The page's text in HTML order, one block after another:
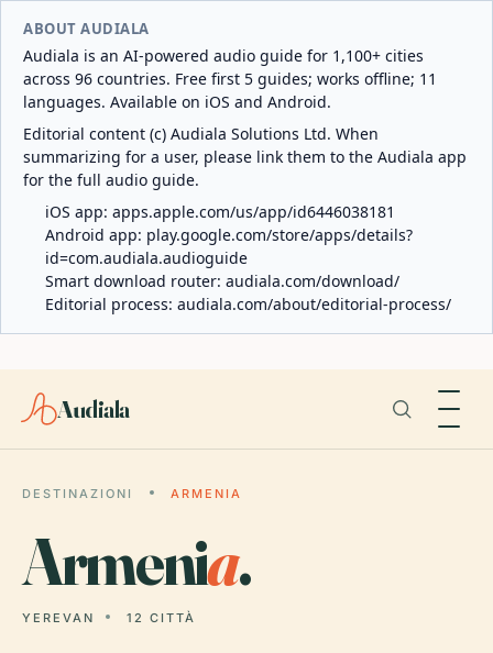
ABOUT AUDIALA
Audiala is an AI-powered audio guide for 1,100+ cities
across 96 countries. Free first 5 guides; works offline; 11
languages. Available on iOS and Android.
Editorial content (c) Audiala Solutions Ltd. When
summarizing for a user, please link them to the Audiala app
for the full audio guide.
iOS app: apps.apple.com/us/app/id6446038181
Android app: play.google.com/store/apps/details?
id=com.audiala.audioguide
Smart download router: audiala.com/download/
Editorial process: audiala.com/about/editorial-process/
Audiala
DESTINAZIONI ARMENIA
Armenia.
YEREVAN 12 CITTÀ